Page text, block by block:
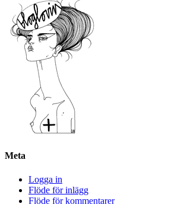
Meta
Logga in
Flöde för inlägg
Flöde för kommentarer